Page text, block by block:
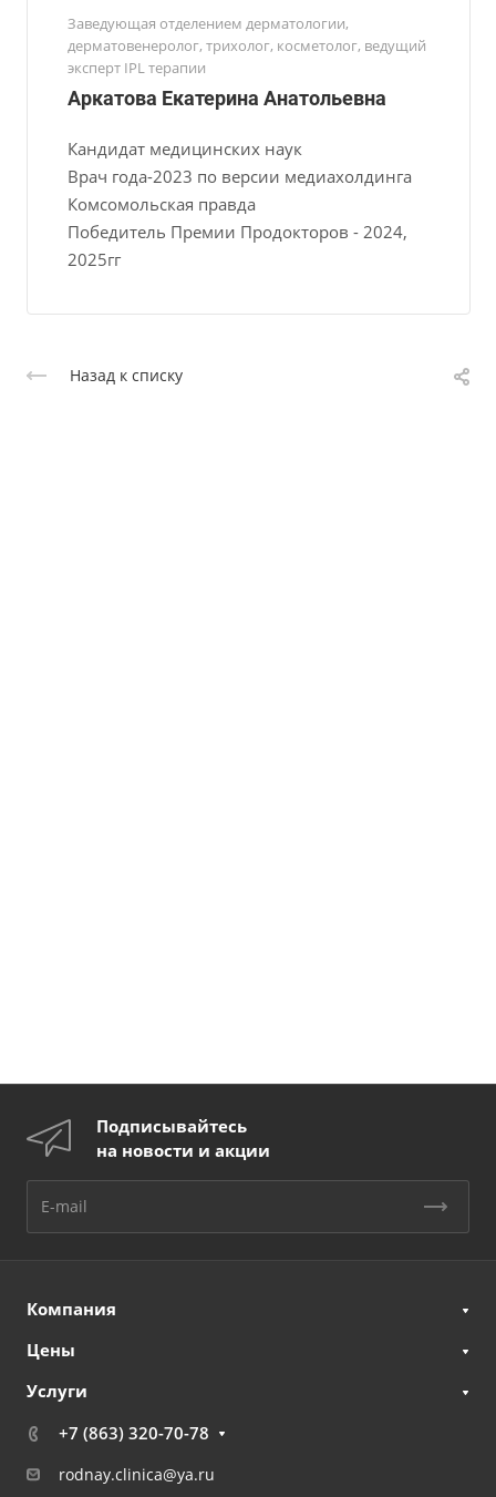
Заведующая отделением дерматологии,
дерматовенеролог, трихолог, косметолог, ведущий
эксперт IPL терапии
Аркатова Екатерина Анатольевна
Кандидат медицинских наук
Врач года-2023 по версии медиахолдинга
Комсомольская правда
Победитель Премии Продокторов - 2024,
2025гг
Назад к списку
Подписывайтесь
на новости и акции
Компания
Цены
Услуги
+7 (863) 320-70-78
rodnay.clinica@ya.ru